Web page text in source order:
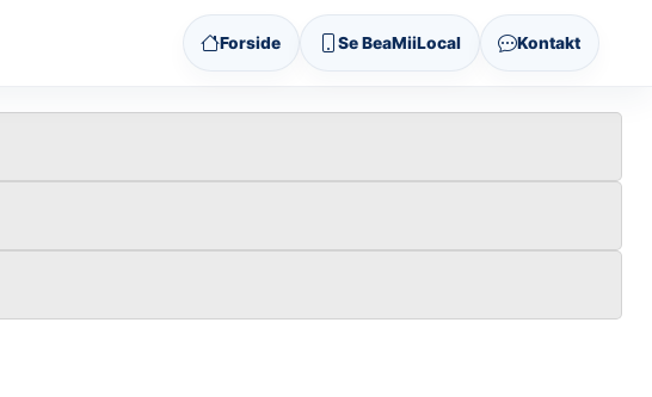
Forside Se BeaMiiLocal Kontakt